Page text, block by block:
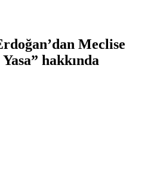
Meclise
hakkında